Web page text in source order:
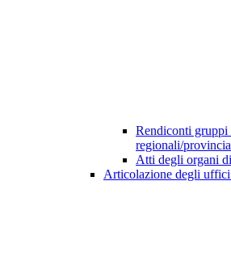
Rendiconti gruppi
regionali/
Atti degli organi
Articolazione degli uffici